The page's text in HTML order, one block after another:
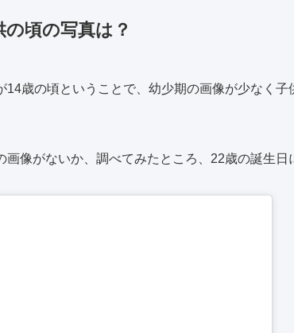
頃の写真は？
14歳の頃ということで、幼少期の画像が少なく子
画像がないか、調べてみたところ、22歳の誕生日